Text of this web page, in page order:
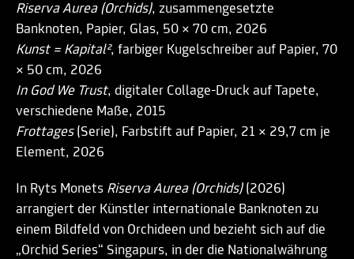
Riserva Aurea (Orchids), zusammengesetzte
Banknoten, Papier, Glas, 50 × 70 cm, 2026
Kunst = Kapital², farbiger Kugelschreiber auf Papier, 70
× 50 cm, 2026
In God We Trust, digitaler Collage-Druck auf Tapete,
verschiedene Maße, 2015
Frottages(Serie), Farbstift auf Papier, 21 × 29,7 cm je
Element, 2026
In Ryts Monets Riserva Aurea (Orchids)(2026)
arrangiert der Künstler internationale Banknoten zu
einem Bildfeld von Orchideen und bezieht sich auf die
„Orchid Series“ Singapurs, in der die Nationalwährung